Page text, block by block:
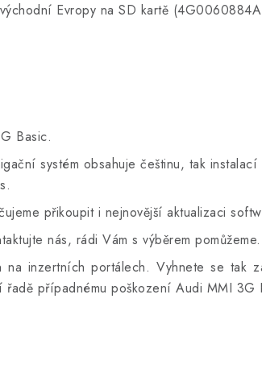
Evropy na SD kartě
Basic.
systém obsahuje češtinu, tak
přikoupit i nejnovější aktualizaci
nás, rádi Vám s výběrem pomůžeme.
na inzertních portálech. Vyhnete se tak
případnému poškození Audi MMI 3G